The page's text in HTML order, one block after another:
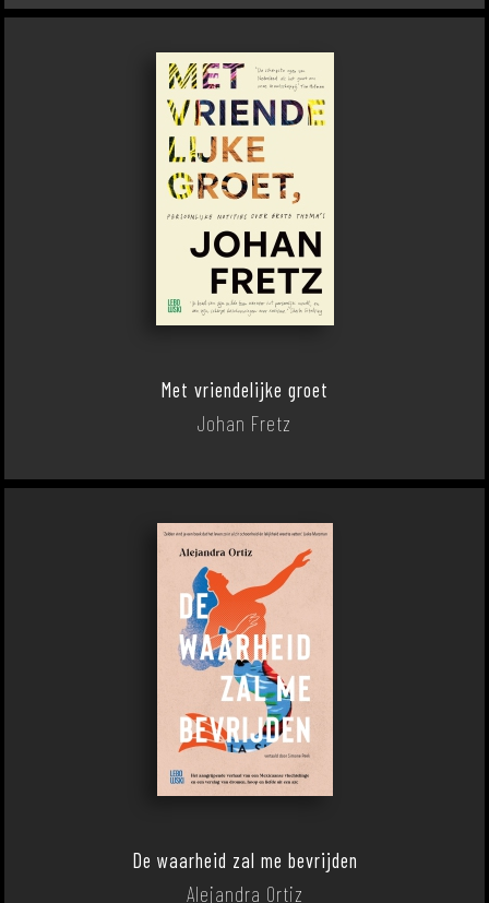
Met vriendelijke groet
Johan Fretz
De waarheid zal me bevrijden
Alejandra Ortiz